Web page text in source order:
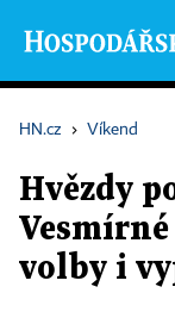
HN.cz › Víkend
Hvězdy
volby i